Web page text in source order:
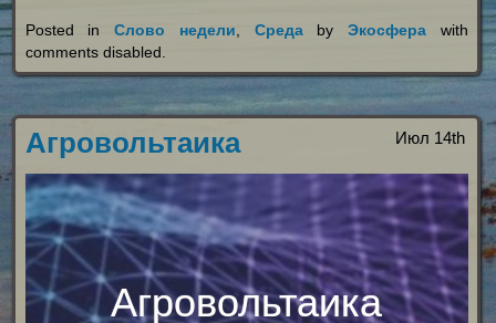
Posted inСлово недели СредаbyЭкосфера with
comments disabled
Июл 14th
Агровольтаика
Агровольтаика